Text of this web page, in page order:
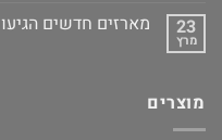
23
מרץ
מארזים חדשים הגיעו
מוצרים